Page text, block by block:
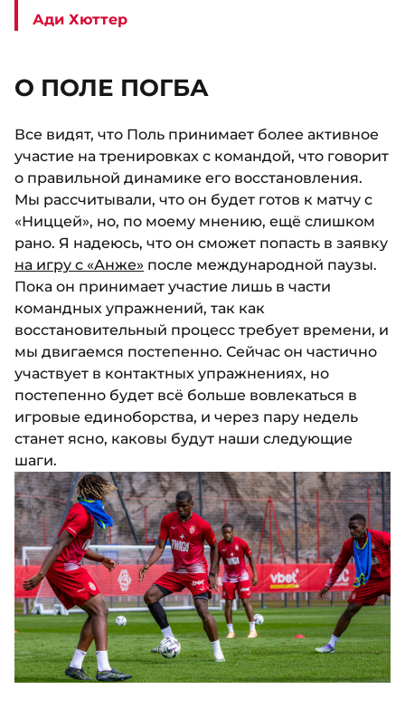
Ади Хюттер
О ПОЛЕ ПОГБА
Все видят, что Поль принимает более активное
участие на тренировках с командой, что говорит
о правильной динамике его восстановления.
Мы рассчитывали, что он будет готов к матчу с
«Ниццей», но, по моему мнению, ещё слишком
рано. Я надеюсь, что он сможет попасть в заявку
на игру с «Анже» после международной паузы.
Пока он принимает участие лишь в части
командных упражнений, так как
восстановительный процесс требует времени, и
мы двигаемся постепенно. Сейчас он частично
участвует в контактных упражнениях, но
постепенно будет всё больше вовлекаться в
игровые единоборства, и через пару недель
станет ясно, каковы будут наши следующие
шаги.